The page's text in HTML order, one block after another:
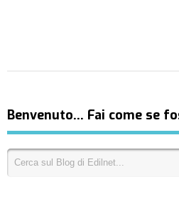
Benvenuto… Fai come se